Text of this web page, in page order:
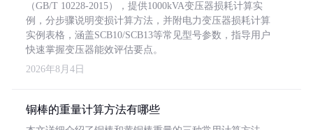
（GB/T 10228-2015），提供1000kVA变压器损耗计算实
例，分步骤说明变损计算方法，并附电力变压器损耗计算
实例表格，涵盖SCB10/SCB13等常见型号参数，指导用户
快速掌握变压器能效评估要点。
2026年8月4日
铜棒的重量计算方法有哪些